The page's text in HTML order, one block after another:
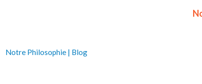
Notre Philosophie | Blog